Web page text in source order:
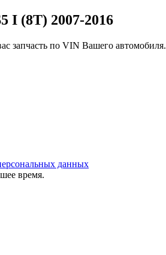
I (8T) 2007-2016
запчасть по VIN Вашего автомобиля.
данных
время.